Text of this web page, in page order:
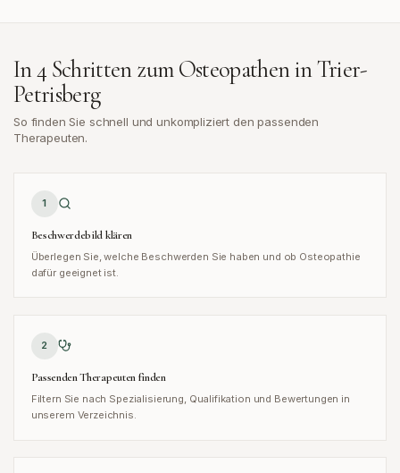
In 4 Schritten zum Osteopathen inTrier-
Petrisberg
So finden Sie schnell und unkompliziert den passenden
Therapeuten.
1
Beschwerdebild klären
Überlegen Sie, welche Beschwerden Sie haben und ob Osteopathie
dafür geeignet ist.
2
Passenden Therapeuten finden
Filtern Sie nach Spezialisierung, Qualifikation und Bewertungen in
unserem Verzeichnis.